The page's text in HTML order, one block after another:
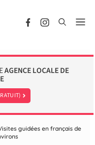
AGENCE LOCALE DE
guidées en français de